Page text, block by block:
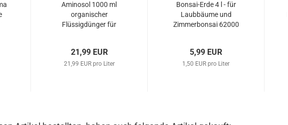
Aminosol 1000 ml
organischer
Flüssigdünger für
21,99 EUR
21,99 EUR pro Liter
Bonsai-Erde 4 l - für
Laubbäume und
Zimmerbonsai 62000
5,99 EUR
1,50 EUR pro Liter